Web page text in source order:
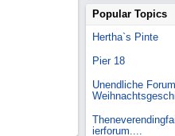
Popular Topics
Hertha`s Pinte
Pier 18
Unendliche
ierforum....